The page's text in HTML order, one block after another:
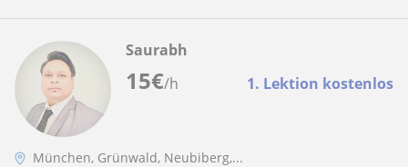
15€/h 1. Lektion kostenlos
Saurabh
München, Grünwald, Neubiberg,...